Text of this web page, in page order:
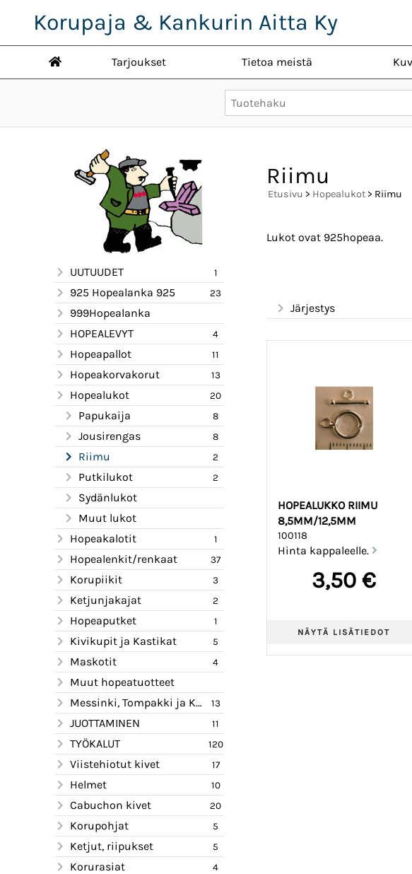
Korupaja & Kankurin Aitta Ky
Tarjoukset Tietoa meistä
UUTUUDET 1
925 Hopealanka 925 23
999Hopealanka
HOPEALEVYT
4
Hopeapallot 11
Hopeakorvakorut 13
Hopealukot 20
Papukaija 8
Jousirengas 8
Riimu 2
Putkilukot 2
Sydänlukot
Muut lukot
Hopeakalotit
1
Hopealenkit/renkaat 37
Korupiikit 3
Ketjunjakajat 2
Hopeaputket 1
Kivikupit ja Kastikat 5
Maskotit 4
Muut hopeatuotteet
Messinki, Tompakki ja Kupari
13
JUOTTAMINEN 11
TYÖKALUT 120
Viistehiotut kivet 17
Helmet 10
Cabuchon kivet 20
Korupohjat 5
Ketjut, riipukset 5
Korurasiat 4
Riimu
Etusivu > Hopealukot> Riimu
Lukot ovat 925hopeaa.
Järjestys
HOPEALUKKO RIIMU
8,5MM/12,5MM
100118
Hinta kappaleelle.
3,50 €